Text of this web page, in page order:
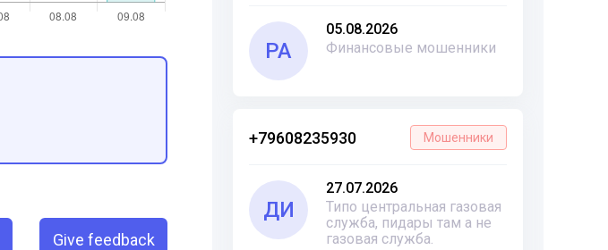
РА
05.08.2026
Финансовые мошенники
+79608235930 Мошенники
ДИ
27.07.2026
Типо центральная газовая
служба, пидары там а не
газовая служба.
Give feedback